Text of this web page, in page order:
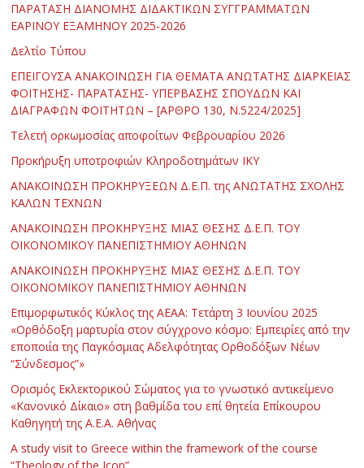
ΠΑΡΑΤΑΣΗ ΔΙΑΝΟΜΗΣ ΔΙΔΑΚΤΙΚΩΝ ΣΥΓΓΡΑΜΜΑΤΩΝ
ΕΑΡΙΝΟΥ ΕΞΑΜΗΝΟΥ 2025-2026
Δελτίο Τύπου
ΕΠΕΙΓΟΥΣΑ ΑΝΑΚΟΙΝΩΣΗ ΓΙΑ ΘΕΜΑΤΑ ΑΝΩΤΑΤΗΣ ΔΙΑΡΚΕΙΑΣ
ΦΟΙΤΗΣΗΣ- ΠΑΡΑΤΑΣΗΣ- ΥΠΕΡΒΑΣΗΣ ΣΠΟΥΔΩΝ ΚΑΙ
ΔΙΑΓΡΑΦΩΝ ΦΟΙΤΗΤΩΝ – [ΑΡΘΡΟ 130, Ν.5224/2025]
Τελετή ορκωμοσίας αποφοίτων Φεβρουαρίου 2026
Προκήρυξη υποτροφιών Κληροδοτημάτων ΙΚΥ
ΑΝΑΚΟΙΝΩΣΗ ΠΡΟΚΗΡΥΞΕΩΝ Δ.Ε.Π. της ΑΝΩΤΑΤΗΣ ΣΧΟΛΗΣ
ΚΑΛΩΝ ΤΕΧΝΩΝ
ΑΝΑΚΟΙΝΩΣΗ ΠΡΟΚΗΡΥΞΗΣ ΜΙΑΣ ΘΕΣΗΣ Δ.Ε.Π. ΤΟΥ
ΟΙΚΟΝΟΜΙΚΟΥ ΠΑΝΕΠΙΣΤΗΜΙΟΥ ΑΘΗΝΩΝ
ΑΝΑΚΟΙΝΩΣΗ ΠΡΟΚΗΡΥΞΗΣ ΜΙΑΣ ΘΕΣΗΣ Δ.Ε.Π. ΤΟΥ
ΟΙΚΟΝΟΜΙΚΟΥ ΠΑΝΕΠΙΣΤΗΜΙΟΥ ΑΘΗΝΩΝ
Επιμορφωτικός Κύκλος της ΑΕΑΑ: Τετάρτη 3 Ιουνίου 2025
«Ορθόδοξη μαρτυρία στον σύγχρονο κόσμο: Εμπειρίες από την
εποποιία της Παγκόσμιας Αδελφότητας Ορθοδόξων Νέων
“Σύνδεσμος”»
Ορισμός Εκλεκτορικού Σώματος για το γνωστικό αντικείμενο
«Κανονικό Δίκαιο» στη βαθμίδα του επί θητεία Επίκουρου
Καθηγητή της Α.Ε.Α. Αθήνας
Α study visit to Greece within the framework of the course